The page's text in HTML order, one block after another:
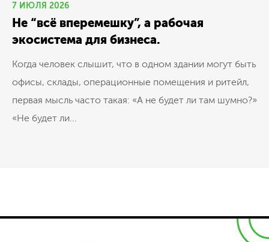
7 ИЮЛЯ 2026
Не “всё вперемешку”, а рабочая
экосистема для бизнеса.
Когда человек слышит, что в одном здании могут быть
офисы, склады, операционные помещения и ритейл,
первая мысль часто такая: «А не будет ли там шумно?»
«Не будет ли...